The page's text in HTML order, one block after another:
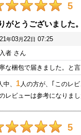
5
がとうございました。
年03月22日 07:25
者 さん
な梱包で届きました。と
中、 1人の方が、｢このレ
レビューは参考になりまし
5